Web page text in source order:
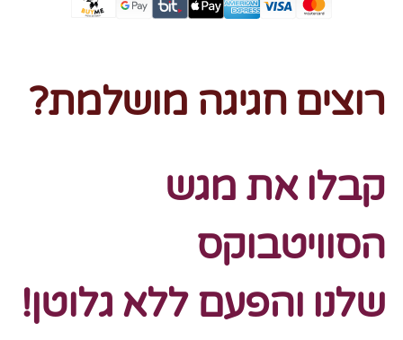
רוצים חגיגה מושלמת?
קבלו את מגש
הסוויטבוקס
שלנו והפעם ללא גלוטן!